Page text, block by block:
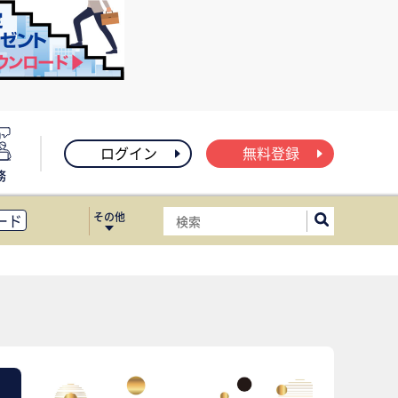
ログイン 無料登録
ド
ス移転
その他